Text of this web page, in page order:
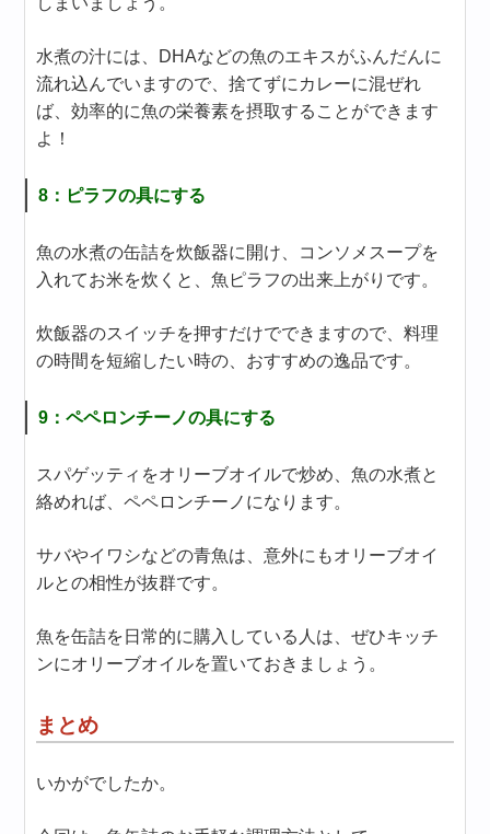
水煮の汁には、DHAなどの魚のエキスがふんだんに
流れ込んでいますので、捨てずにカレーに混ぜれ
ば、効率的に魚の栄養素を摂取することができます
よ！
8：ピラフの具にする
魚の水煮の缶詰を炊飯器に開け、コンソメスープを
入れてお米を炊くと、魚ピラフの出来上がりです。
炊飯器のスイッチを押すだけでできますので、料理
の時間を短縮したい時の、おすすめの逸品です。
9：ペペロンチーノの具にする
スパゲッティをオリーブオイルで炒め、魚の水煮と
絡めれば、ペペロンチーノになります。
サバやイワシなどの青魚は、意外にもオリーブオイ
ルとの相性が抜群です。
魚を缶詰を日常的に購入している人は、ぜひキッチ
ンにオリーブオイルを置いておきましょう。
まとめ
いかがでしたか。